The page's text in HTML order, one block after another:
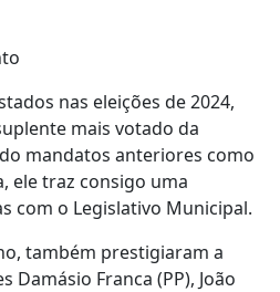
nas eleições de 2024,
mais votado da
mandatos anteriores como
ele traz consigo uma
com o Legislativo Municipal.
também prestigiaram a
Damásio Franca (PP), João